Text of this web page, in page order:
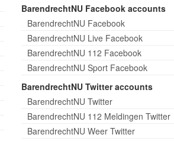
BarendrechtNU Facebook accounts
BarendrechtNU Facebook
BarendrechtNU Live Facebook
BarendrechtNU 112 Facebook
BarendrechtNU Sport Facebook
BarendrechtNU Twitter accounts
BarendrechtNU Twitter
BarendrechtNU 112 Meldingen Twitter
BarendrechtNU Weer Twitter